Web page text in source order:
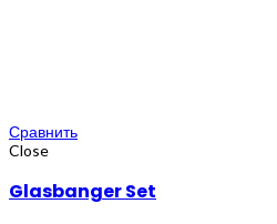
Сравнить
Close
Glasbanger Set